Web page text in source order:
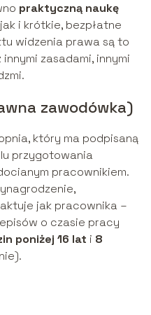
praktyczną naukę
i krótkie, bezpłatne
widzenia prawa są to
zasadami, innymi
zawodówka)
który ma podpisaną
przygotowania
pracownikiem.
jak pracownika –
o czasie pracy
poniżej 16 lat i 8